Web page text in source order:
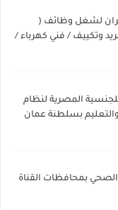
لشغل وظائف (
وتكييف / فني كهرباء /
المصرية لنظام
والتعليم بسلطنة عمان
بمحافظات القناة